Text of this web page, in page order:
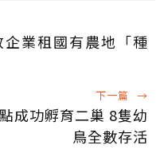
業租國有農地「種
下一篇 →
成功孵育二巢 8隻幼
鳥全數存活